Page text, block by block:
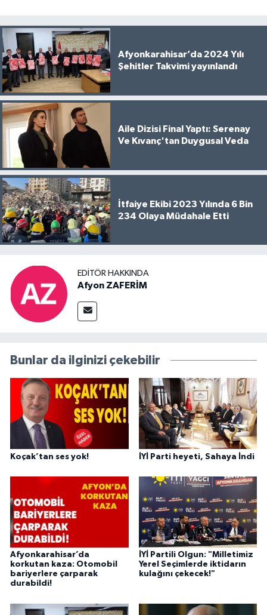
Afyonkarahisar’da 2024 Yılı
Şehitler Takvimi yayınlandı
Aile Dizisi Final Yaptı: Serenay
Ve Kıvanç'tan Duygusal Veda
İtfaiye Ekibi 2023 Yılında 6 Bin
234 Olaya Müdahale Etti
EDITÖR HAKKINDA
Afyon ZAFERİM
Bunlar da ilginizi çekebilir
Koçak’tan ses yok! İYİ Parti heyeti, Sahaya İndi
Afyonkarahisar’da
korkutan kaza: Otomobil
bariyerlere çarparak
durabildi!
İYİ Partili Olgun: "Milletimiz
Yerel Seçimlerde iktidarın
kulağını çekecek!"